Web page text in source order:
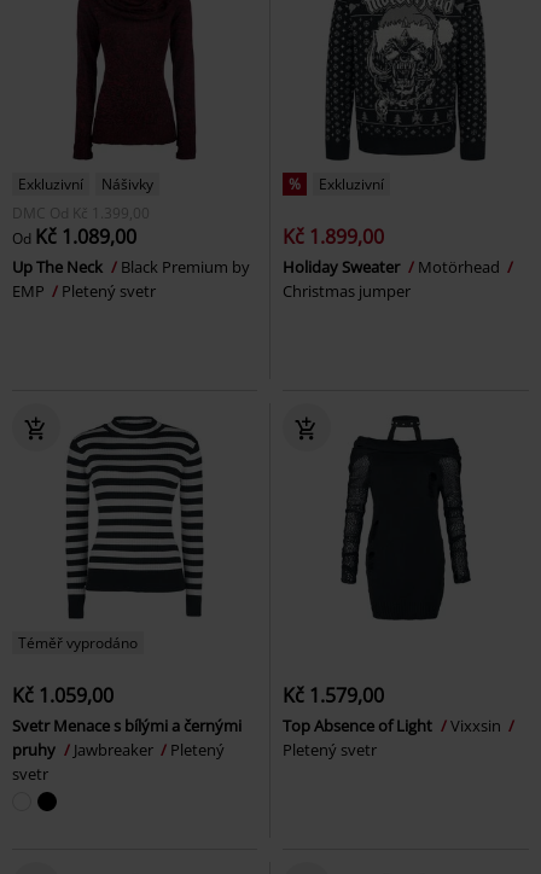
Exkluzivní
Nášivky
DMC Od Kč 1.399,00
Od Kč 1.089,00
Up The Neck
Black Premium by
EMP
Pletený svetr
% Exkluzivní
Kč 1.899,00
Holiday Sweater
Motörhead
Christmas jumper
Téměř vyprodáno
Kč 1.059,00
Svetr Menace s bílými a černými
pruhy
Jawbreaker
Pletený
svetr
Kč 1.579,00
Top Absence of Light
Vixxsin
Pletený svetr